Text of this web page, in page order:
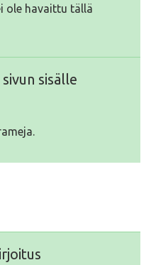
ole havaittu tällä
sisälle